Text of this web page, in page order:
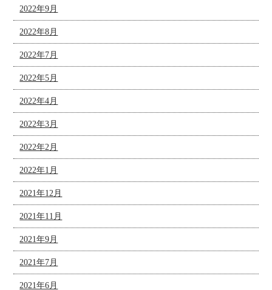
2022年9月
2022年8月
2022年7月
2022年5月
2022年4月
2022年3月
2022年2月
2022年1月
2021年12月
2021年11月
2021年9月
2021年7月
2021年6月